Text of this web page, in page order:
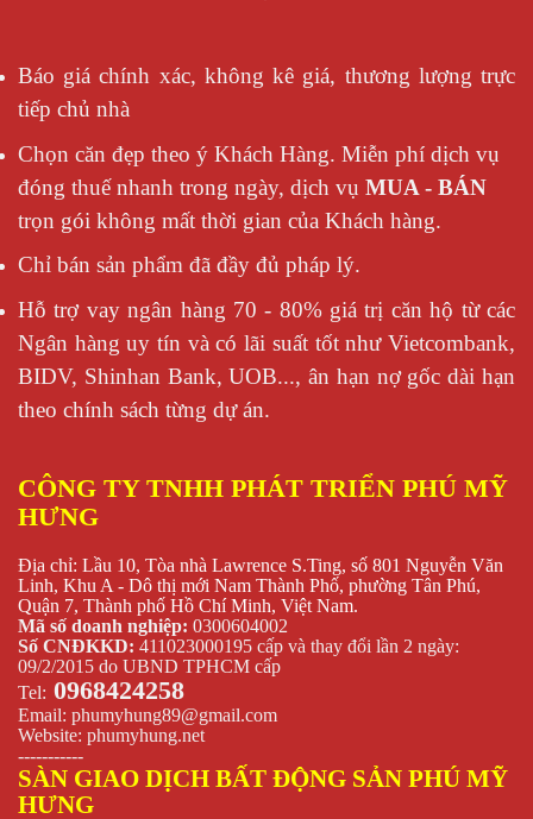
Báo giá chính xác, không kê giá, thương lượng trực
tiếp chủ nhà
Chọn căn đẹp theo ý Khách Hàng. Miễn phí dịch vụ
đóng thuế nhanh trong ngày, dịch vụ MUA - BÁN
trọn gói không mất thời gian của Khách hàng.
Chỉ bán sản phẩm đã đầy đủ pháp lý.
Hỗ trợ vay ngân hàng 70 - 80% giá trị căn hộ từ các
Ngân hàng uy tín và có lãi suất tốt như Vietcombank,
BIDV, Shinhan Bank, UOB..., ân hạn nợ gốc dài hạn
theo chính sách từng dự án.
CÔNG TY TNHH PHÁT TRIỂN PHÚ MỸ
HƯNG
Địa chỉ: Lầu 10, Tòa nhà Lawrence S.Ting, số 801 Nguyễn Văn
Linh, Khu A - Dô thị mới Nam Thành Phố, phường Tân Phú,
Quận 7, Thành phố Hồ Chí Minh, Việt Nam.
Mã số doanh nghiệp: 0300604002
Số CNĐKKD: 411023000195 cấp và thay đổi lần 2 ngày:
09/2/2015 do UBND TPHCM cấp
Tel: 0968424258
Email: phumyhung89@gmail.com
Website: phumyhung.net
-----------
SÀN GIAO DỊCH BẤT ĐỘNG SẢN PHÚ MỸ
HƯNG